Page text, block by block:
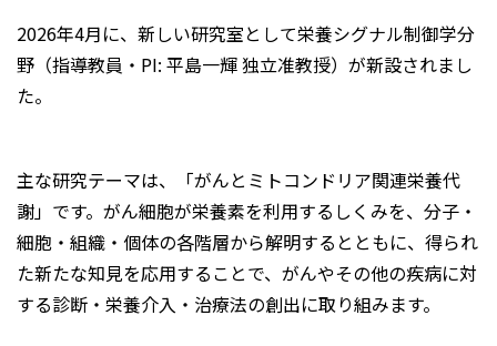
2026年4月に、新しい研究室として栄養シグナル制御学分
野（指導教員・PI: 平島一輝 独立准教授）が新設されまし
た。
主な研究テーマは、「がんとミトコンドリア関連栄養代
謝」です。がん細胞が栄養素を利用するしくみを、分子・
細胞・組織・個体の各階層から解明するとともに、得られ
た新たな知見を応用することで、がんやその他の疾病に対
する診断・栄養介入・治療法の創出に取り組みます。